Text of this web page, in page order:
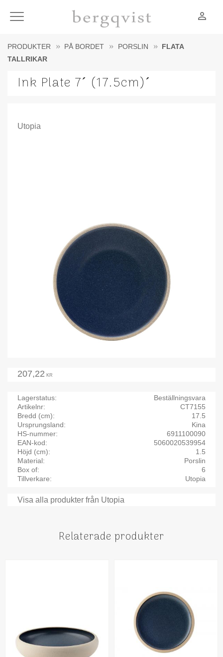
Meny person_outline
PRODUKTER PÅ BORDET PORSLIN
FLATA
TALLRIKAR
Ink Plate 7´ (17.5cm)´
Utopia
207,22 KR
Lagerstatus
Beställningsvara
Artikelnr
CT7155
Bredd (cm)
17.5
Ursprungsland
Kina
HS-nummer
6911100090
EAN-kod
5060020539954
Höjd (cm)
1.5
Material
Porslin
Box of
6
Tillverkare
Utopia
Visa alla produkter från Utopia
Relaterade produkter